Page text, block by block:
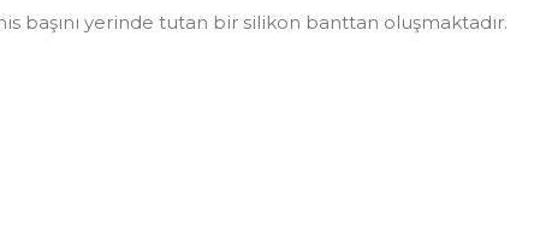
yerinde tutan bir silikon banttan oluşmaktadır.